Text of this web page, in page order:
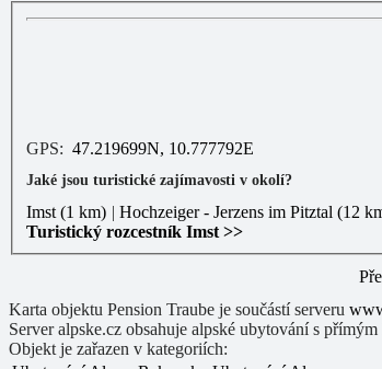
GPS: 47.219699N, 10.777792E
Jaké jsou turistické zajímavosti v okolí?
Imst (1 km) | Hochzeiger - Jerzens im Pitztal (12
Turistický rozcestník Imst >>
Karta objektu Pension Traube je součástí serveru
Server alpske.cz obsahuje alpské ubytování s
Objekt je zařazen v kategoriích: